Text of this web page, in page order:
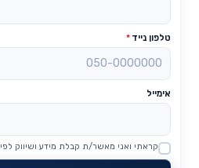
טלפון נייד *
אימייל
Website
קראתי ואני מאשר/ת קבלת מידע ושיווק לפי